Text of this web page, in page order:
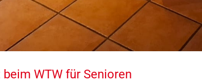
WTW für Senioren